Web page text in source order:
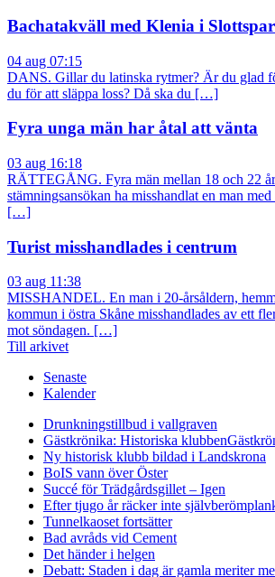
Bachatakväll med Klenia i
04 aug 07:15
DANS. Gillar du latinska rytmer? Är du glad
du för att släppa loss? Då ska du […]
Fyra unga män har åtal att vänta
03 aug 16:18
RÄTTEGÅNG. Fyra män mellan 18 och 22
stämningsansökan ha misshandlat en man
[…]
Turist misshandlades i centrum
03 aug 11:38
MISSHANDEL. En man i 20-årsåldern,
kommun i östra Skåne misshandlades av ett
mot söndagen. […]
Till arkivet
Senaste
Kalender
Drunkningstillbud i vallgraven
Gästkrönika: Historiska klubben
Ny historisk klubb bildad i Landskrona
BoIS vann över Öster
Succé för Trädgårdsgillet – Igen
Efter tjugo år räcker inte självberöm
Tunnelkaoset fortsätter
Bad avråds vid Cement
Det händer i helgen
Debatt: Staden i dag är gamla meriter